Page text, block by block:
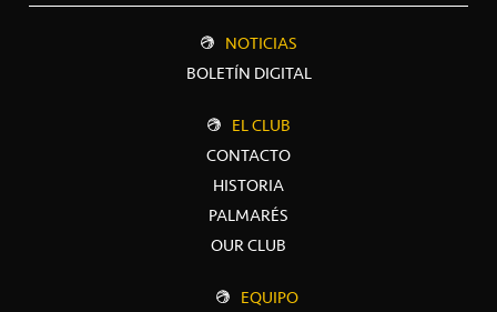
NOTICIAS
BOLETÍN DIGITAL
EL CLUB
CONTACTO
HISTORIA
PALMARÉS
OUR CLUB
EQUIPO